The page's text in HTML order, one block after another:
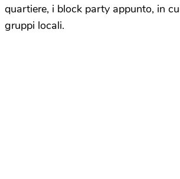
quartiere, i block party appunto, in
gruppi locali.